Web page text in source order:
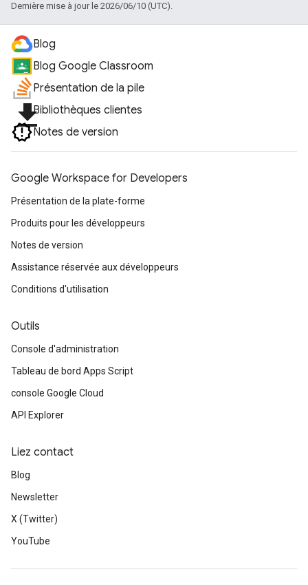
Dernière mise à jour le 2026/06/10 (UTC).
Blog
Blog Google Classroom
Présentation de la pile
file_downloadBibliothèques clientes
Notes de version
Google Workspace for Developers
Présentation de la plate-forme
Produits pour les développeurs
Notes de version
Assistance réservée aux développeurs
Conditions d'utilisation
Outils
Console d'administration
Tableau de bord Apps Script
console Google Cloud
API Explorer
Liez contact
Blog
Newsletter
X (Twitter)
YouTube